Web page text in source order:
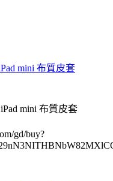
mini 布質皮套
mini 布質皮套
gd/buy?